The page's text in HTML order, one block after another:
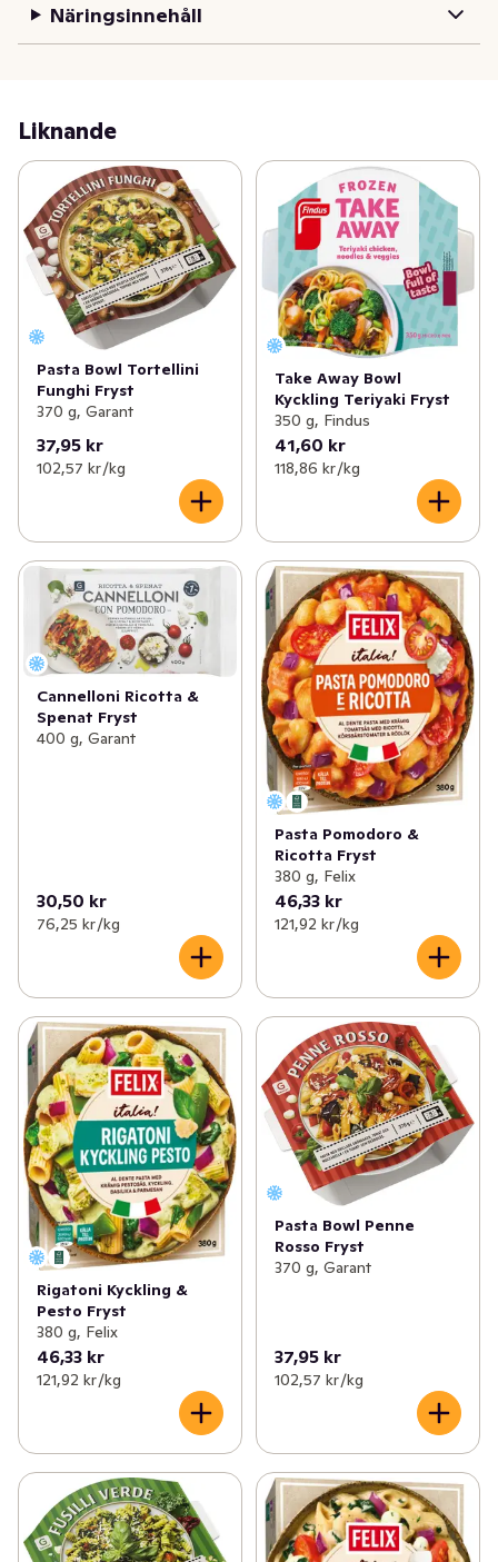
Näringsinnehåll
Liknande
Pasta Bowl Tortellini
Funghi Fryst
370 g, Garant
37,95 kr
102,57 kr /kg
Take Away Bowl
Kyckling Teriyaki Fryst
350 g, Findus
41,60 kr
118,86 kr /kg
Cannelloni Ricotta &
Spenat Fryst
400 g, Garant
30,50 kr
76,25 kr /kg
Pasta Pomodoro &
Ricotta Fryst
380 g, Felix
46,33 kr
121,92 kr /kg
Rigatoni Kyckling &
Pesto Fryst
380 g, Felix
46,33 kr
121,92 kr /kg
Pasta Bowl Penne
Rosso Fryst
370 g, Garant
37,95 kr
102,57 kr /kg